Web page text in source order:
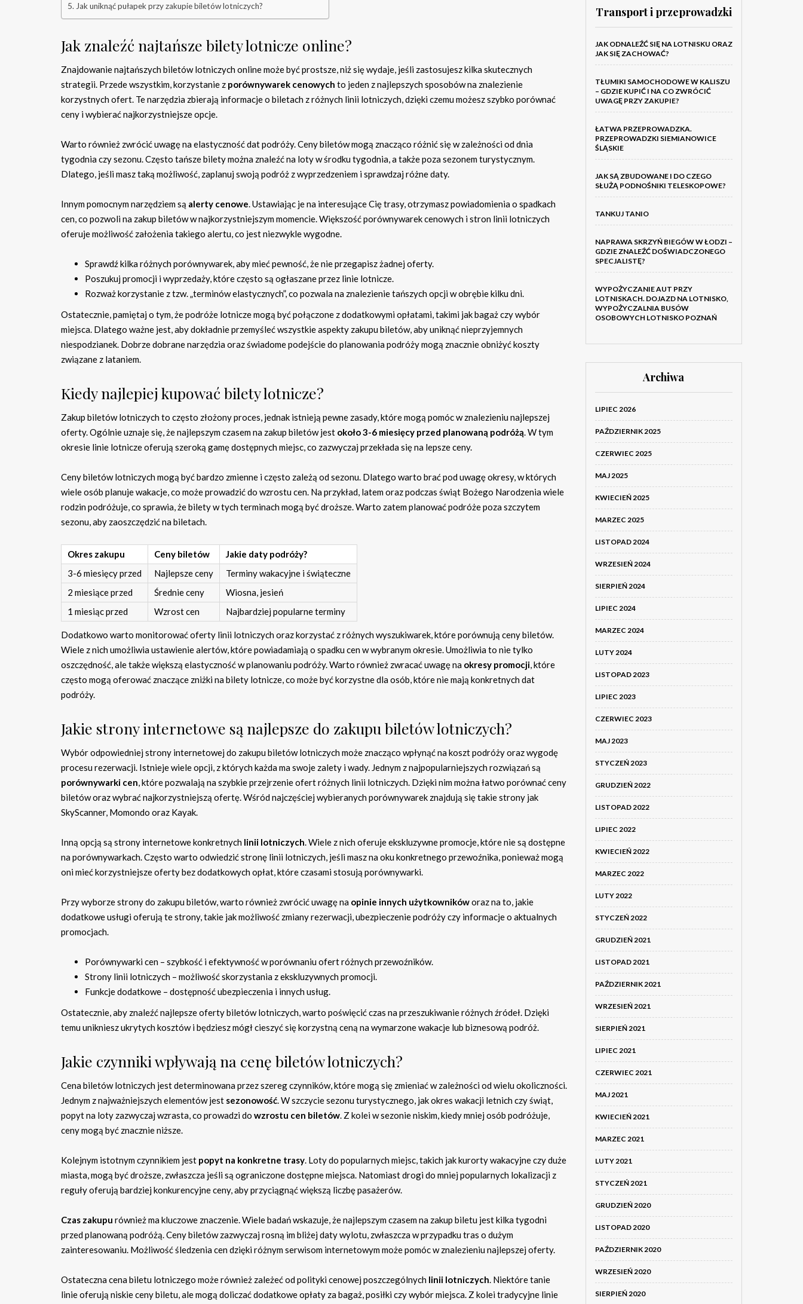
Jak uniknąć pułapek przy zakupie biletów lotniczych?
Jak znaleźć najtańsze bilety lotnicze online?
Znajdowanie najtańszych biletów lotniczych online może być prostsze, niż się wydaje, jeśli zastosujesz kilka skutecznych
strategii. Przede wszystkim, korzystanie z porównywarek cenowych to jeden z najlepszych sposobów na znalezienie
korzystnych ofert. Te narzędzia zbierają informacje o biletach z różnych linii lotniczych, dzięki czemu możesz szybko porównać
ceny i wybierać najkorzystniejsze opcje.
Warto również zwrócić uwagę na elastyczność dat podróży. Ceny biletów mogą znacząco różnić się w zależności od dnia
tygodnia czy sezonu. Często tańsze bilety można znaleźć na loty w środku tygodnia, a także poza sezonem turystycznym.
Dlatego, jeśli masz taką możliwość, zaplanuj swoją podróż z wyprzedzeniem i sprawdzaj różne daty.
Innym pomocnym narzędziem są alerty cenowe. Ustawiając je na interesujące Cię trasy, otrzymasz powiadomienia o spadkach
cen, co pozwoli na zakup biletów w najkorzystniejszym momencie. Większość porównywarek cenowych i stron linii lotniczych
oferuje możliwość założenia takiego alertu, co jest niezwykle wygodne.
Sprawdź kilka różnych porównywarek, aby mieć pewność, że nie przegapisz żadnej oferty.
Poszukuj promocji i wyprzedaży, które często są ogłaszane przez linie lotnicze.
Rozważ korzystanie z tzw. „terminów elastycznych”, co pozwala na znalezienie tańszych opcji w obrębie kilku dni.
Ostatecznie, pamiętaj o tym, że podróże lotnicze mogą być połączone z dodatkowymi opłatami, takimi jak bagaż czy wybór
miejsca. Dlatego ważne jest, aby dokładnie przemyśleć wszystkie aspekty zakupu biletów, aby uniknąć nieprzyjemnych
niespodzianek. Dobrze dobrane narzędzia oraz świadome podejście do planowania podróży mogą znacznie obniżyć koszty
związane z lataniem.
Kiedy najlepiej kupować bilety lotnicze?
Zakup biletów lotniczych to często złożony proces, jednak istnieją pewne zasady, które mogą pomóc w znalezieniu najlepszej
oferty. Ogólnie uznaje się, że najlepszym czasem na zakup biletów jest około 3-6 miesięcy przed planowaną podróżą. W tym
okresie linie lotnicze oferują szeroką gamę dostępnych miejsc, co zazwyczaj przekłada się na lepsze ceny.
Ceny biletów lotniczych mogą być bardzo zmienne i często zależą od sezonu. Dlatego warto brać pod uwagę okresy, w których
wiele osób planuje wakacje, co może prowadzić do wzrostu cen. Na przykład, latem oraz podczas świąt Bożego Narodzenia wiele
rodzin podróżuje, co sprawia, że bilety w tych terminach mogą być droższe. Warto zatem planować podróże poza szczytem
sezonu, aby zaoszczędzić na biletach.
Okres zakupu Ceny biletów
Jakie daty podróży?
3-6 miesięcy przed
Najlepsze ceny
Terminy wakacyjne i świąteczne
2 miesiące przed
Średnie ceny
Wiosna, jesień
1 miesiąc przed
Wzrost cen Najbardziej popularne terminy
Dodatkowo warto monitorować oferty linii lotniczych oraz korzystać z różnych wyszukiwarek, które porównują ceny biletów.
Wiele z nich umożliwia ustawienie alertów, które powiadamiają o spadku cen w wybranym okresie. Umożliwia to nie tylko
oszczędność, ale także większą elastyczność w planowaniu podróży. Warto również zwracać uwagę na okresy promocji, które
często mogą oferować znaczące zniżki na bilety lotnicze, co może być korzystne dla osób, które nie mają konkretnych dat
podróży.
Jakie strony internetowe są najlepsze do zakupu biletów lotniczych?
Wybór odpowiedniej strony internetowej do zakupu biletów lotniczych może znacząco wpłynąć na koszt podróży oraz wygodę
procesu rezerwacji. Istnieje wiele opcji, z których każda ma swoje zalety i wady. Jednym z najpopularniejszych rozwiązań są
porównywarki cen, które pozwalają na szybkie przejrzenie ofert różnych linii lotniczych. Dzięki nim można łatwo porównać ceny
biletów oraz wybrać najkorzystniejszą ofertę. Wśród najczęściej wybieranych porównywarek znajdują się takie strony jak
SkyScanner, Momondo oraz Kayak.
Inną opcją są strony internetowe konkretnych linii lotniczych. Wiele z nich oferuje ekskluzywne promocje, które nie są dostępne
na porównywarkach. Często warto odwiedzić stronę linii lotniczych, jeśli masz na oku konkretnego przewoźnika, ponieważ mogą
oni mieć korzystniejsze oferty bez dodatkowych opłat, które czasami stosują porównywarki.
Przy wyborze strony do zakupu biletów, warto również zwrócić uwagę na opinie innych użytkownikóworaz na to, jakie
dodatkowe usługi oferują te strony, takie jak możliwość zmiany rezerwacji, ubezpieczenie podróży czy informacje o aktualnych
promocjach.
Porównywarki cen – szybkość i efektywność w porównaniu ofert różnych przewoźników.
Strony linii lotniczych – możliwość skorzystania z ekskluzywnych promocji.
Funkcje dodatkowe – dostępność ubezpieczenia i innych usług.
Ostatecznie, aby znaleźć najlepsze oferty biletów lotniczych, warto poświęcić czas na przeszukiwanie różnych źródeł. Dzięki
temu unikniesz ukrytych kosztów i będziesz mógł cieszyć się korzystną ceną na wymarzone wakacje lub biznesową podróż.
Jakie czynniki wpływają na cenę biletów lotniczych?
Cena biletów lotniczych jest determinowana przez szereg czynników, które mogą się zmieniać w zależności od wielu okoliczności.
Jednym z najważniejszych elementów jest sezonowość. W szczycie sezonu turystycznego, jak okres wakacji letnich czy świąt,
popyt na loty zazwyczaj wzrasta, co prowadzi do wzrostu cen biletów. Z kolei w sezonie niskim, kiedy mniej osób podróżuje,
ceny mogą być znacznie niższe.
Kolejnym istotnym czynnikiem jest popyt na konkretne trasy. Loty do popularnych miejsc, takich jak kurorty wakacyjne czy duże
miasta, mogą być droższe, zwłaszcza jeśli są ograniczone dostępne miejsca. Natomiast drogi do mniej popularnych lokalizacji z
reguły oferują bardziej konkurencyjne ceny, aby przyciągnąć większą liczbę pasażerów.
Czas zakupu również ma kluczowe znaczenie. Wiele badań wskazuje, że najlepszym czasem na zakup biletu jest kilka tygodni
przed planowaną podróżą. Ceny biletów zazwyczaj rosną im bliżej daty wylotu, zwłaszcza w przypadku tras o dużym
zainteresowaniu. Możliwość śledzenia cen dzięki różnym serwisom internetowym może pomóc w znalezieniu najlepszej oferty.
Ostateczna cena biletu lotniczego może również zależeć od polityki cenowej poszczególnych linii lotniczych. Niektóre tanie
linie oferują niskie ceny biletu, ale mogą doliczać dodatkowe opłaty za bagaż, posiłki czy wybór miejsca. Z kolei tradycyjne linie
Transport i przeprowadzki
JAK ODNALEŹĆ SIĘ NA LOTNISKU ORAZ
JAK SIĘ ZACHOWAĆ?
TŁUMIKI SAMOCHODOWE W KALISZU
– GDZIE KUPIĆ I NA CO ZWRÓCIĆ
UWAGĘ PRZY ZAKUPIE?
ŁATWA PRZEPROWADZKA.
PRZEPROWADZKI SIEMIANOWICE
ŚLĄSKIE
JAK SĄ ZBUDOWANE I DO CZEGO
SŁUŻĄ PODNOŚNIKI TELESKOPOWE?
TANKUJ TANIO
NAPRAWA SKRZYŃ BIEGÓW W ŁODZI –
GDZIE ZNALEŹĆ DOŚWIADCZONEGO
SPECJALISTĘ?
WYPOŻYCZANIE AUT PRZY
LOTNISKACH. DOJAZD NA LOTNISKO,
WYPOŻYCZALNIA BUSÓW
OSOBOWYCH LOTNISKO POZNAŃ
Archiwa
LIPIEC 2026
PAŹDZIERNIK 2025
CZERWIEC 2025
MAJ 2025
KWIECIEŃ 2025
MARZEC 2025
LISTOPAD 2024
WRZESIEŃ 2024
SIERPIEŃ 2024
LIPIEC 2024
MARZEC 2024
LUTY 2024
LISTOPAD 2023
LIPIEC 2023
CZERWIEC 2023
MAJ 2023
STYCZEŃ 2023
GRUDZIEŃ 2022
LISTOPAD 2022
LIPIEC 2022
KWIECIEŃ 2022
MARZEC 2022
LUTY 2022
STYCZEŃ 2022
GRUDZIEŃ 2021
LISTOPAD 2021
PAŹDZIERNIK 2021
WRZESIEŃ 2021
SIERPIEŃ 2021
LIPIEC 2021
CZERWIEC 2021
MAJ 2021
KWIECIEŃ 2021
MARZEC 2021
LUTY 2021
STYCZEŃ 2021
GRUDZIEŃ 2020
LISTOPAD 2020
PAŹDZIERNIK 2020
WRZESIEŃ 2020
SIERPIEŃ 2020